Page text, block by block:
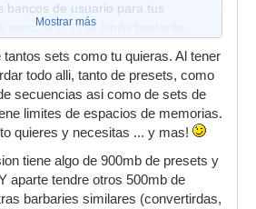
bancos de usuario para tus
percusión y me limita bastante
percusión al uso (ya tenemos un
si no sonidos de tipo más
distorsión en algunos casos. Por
saber que posibilidades tiene el
Mostrar más
sets como tu quieras. Al tener
todo alli, tanto de presets, como
secuencias asi como de sets de
limites de espacios de memorias.
quieres y necesitas ... y mas!
tiene algo de 900mb de presets y
aparte tendre otros 500mb de
barbaries similares (convertirdas,